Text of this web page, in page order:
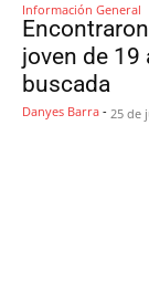
Información General
joven de 19
buscada
Danyes Barra - 25 de